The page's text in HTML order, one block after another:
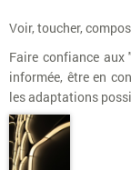
Voir, toucher,
Faire confiance
informée, être en
les adaptations